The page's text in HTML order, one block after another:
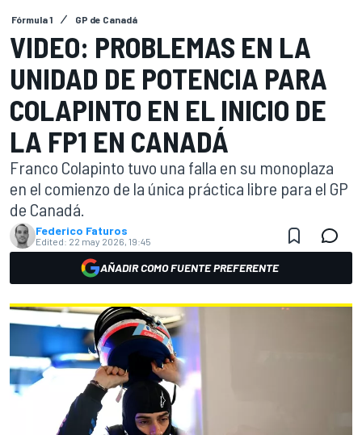
Fórmula 1 GP de Canadá
VIDEO: PROBLEMAS EN LA
UNIDAD DE POTENCIA PARA
COLAPINTO EN EL INICIO DE
LA FP1 EN CANADÁ
Franco Colapinto tuvo una falla en su monoplaza
en el comienzo de la única práctica libre para el GP
de Canadá.
Federico Faturos
Edited: 22 may 2026, 19:45
AÑADIR COMO FUENTE PREFERENTE